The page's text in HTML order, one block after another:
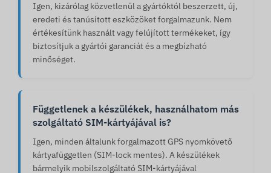
Igen, kizárólag közvetlenül a gyártóktól beszerzett, új,
eredeti és tanúsított eszközöket forgalmazunk. Nem
értékesítünk használt vagy felújított termékeket, így
biztosítjuk a gyártói garanciát és a megbízható
minőséget.
Függetlenek a készülékek, használhatom más
szolgáltató SIM-kártyájával is?
Igen, minden általunk forgalmazott GPS nyomkövető
kártyafüggetlen (SIM-lock mentes). A készülékek
bármelyik mobilszolgáltató SIM-kártyájával